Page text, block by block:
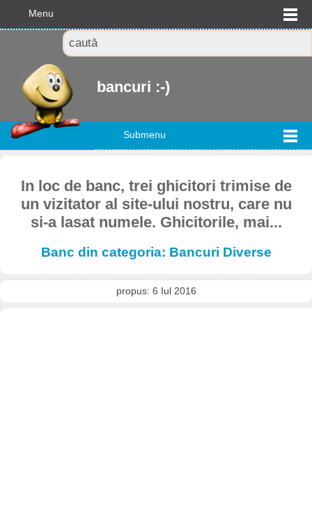
Menu
bancuri :-)
Submenu
In loc de banc, trei ghicitori trimise de
un vizitator al site-ului nostru, care nu
si-a lasat numele. Ghicitorile, mai...
Banc din categoria: Bancuri Diverse
propus: 6 Iul 2016